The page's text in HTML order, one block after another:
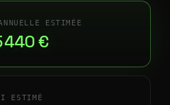
ESTIMÉE
440 €
ESTIMÉ